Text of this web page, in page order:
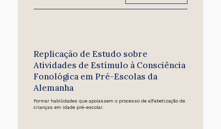
Replicação de Estudo sobre
Atividades de Estímulo à Consciência
Fonológica em Pré-Escolas da
Alemanha
Formar habilidades que apoiassem o processo de alfabetização de
crianças em idade pré-escolar.